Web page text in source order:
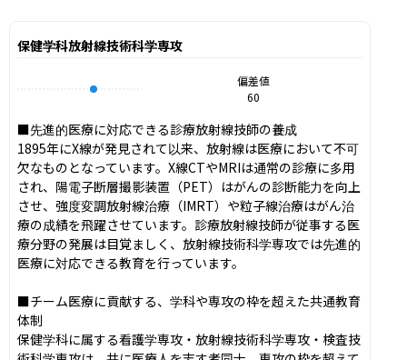
保健学科放射線技術科学専攻
偏差値
60
■先進的医療に対応できる診療放射線技師の養成
1895年にX線が発見されて以来、放射線は医療において不可
欠なものとなっています。X線CTやMRIは通常の診療に多用
され、陽電子断層撮影装置（PET）はがんの診断能力を向上
させ、強度変調放射線治療（IMRT）や粒子線治療はがん治
療の成績を飛躍させています。診療放射線技師が従事する医
療分野の発展は目覚ましく、放射線技術科学専攻では先進的
医療に対応できる教育を行っています。
■チーム医療に貢献する、学科や専攻の枠を超えた共通教育
体制
保健学科に属する看護学専攻・放射線技術科学専攻・検査技